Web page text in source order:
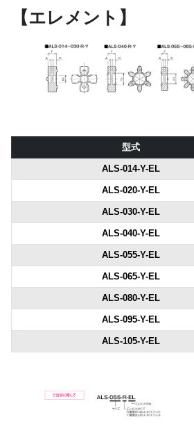
【エレメント】
型式
ALS-014-Y-EL
ALS-020-Y-EL
ALS-030-Y-EL
ALS-040-Y-EL
ALS-055-Y-EL
ALS-065-Y-EL
ALS-080-Y-EL
ALS-095-Y-EL
ALS-105-Y-EL